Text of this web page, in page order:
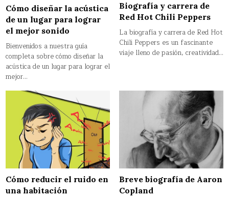
Cómo diseñar la acústica
de un lugar para lograr
el mejor sonido
Bienvenidos a nuestra guía
completa sobre cómo diseñar la
acústica de un lugar para lograr el
mejor…
Biografía y carrera de
Red Hot Chili Peppers
La biografía y carrera de Red Hot
Chili Peppers es un fascinante
viaje lleno de pasión, creatividad…
Cómo reducir el ruido en
una habitación
Breve biografía de Aaron
Copland